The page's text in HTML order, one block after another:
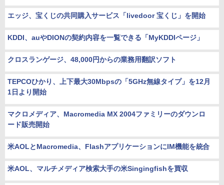
エッジ、宝くじの共同購入サービス「livedoor 宝くじ」を開始
KDDI、auやDIONの契約内容を一覧できる「MyKDDIページ」
クロスランゲージ、48,000円からの業務用翻訳ソフト
TEPCOひかり、上下最大30Mbpsの「5GHz無線タイプ」を12月
1日より開始
マクロメディア、Macromedia MX 2004ファミリーのダウンロ
ード販売開始
米AOLとMacromedia、FlashアプリケーションにIM機能を統合
米AOL、マルチメディア検索大手の米Singingfishを買収